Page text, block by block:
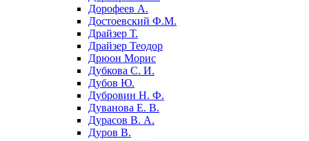
Дорофеев А.
Достоевский Ф.М.
Драйзер Т.
Драйзер Теодор
Дрюон Морис
Дубкова С. И.
Дубов Ю.
Дубровин Н. Ф.
Дуванова Е. В.
Дурасов В. А.
Дуров В.